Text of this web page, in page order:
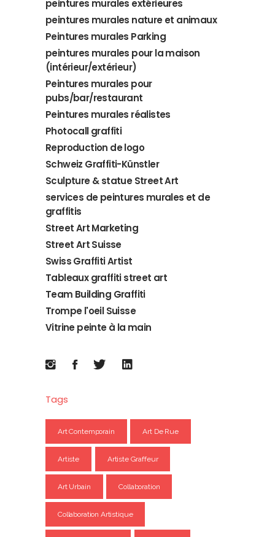
peintures murales extérieures
peintures murales nature et animaux
Peintures murales Parking
peintures murales pour la maison
(intérieur/extérieur)
Peintures murales pour
pubs/bar/restaurant
Peintures murales réalistes
Photocall graffiti
Reproduction de logo
Schweiz Graffiti-Künstler
Sculpture & statue Street Art
services de peintures murales et de
graffitis
Street Art Marketing
Street Art Suisse
Swiss Graffiti Artist
Tableaux graffiti street art
Team Building Graffiti
Trompe l'oeil Suisse
Vitrine peinte à la main
Tags
Art Contemporain Art De Rue
Artiste Artiste Graffeur
Art Urbain Collaboration
Collaboration Artistique